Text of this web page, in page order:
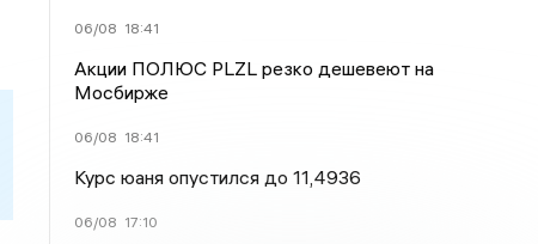
06/08 18:41
Акции ПОЛЮС PLZL резко дешевеют на
Мосбирже
06/08 18:41
Курс юаня опустился до 11,4936
06/08 17:10